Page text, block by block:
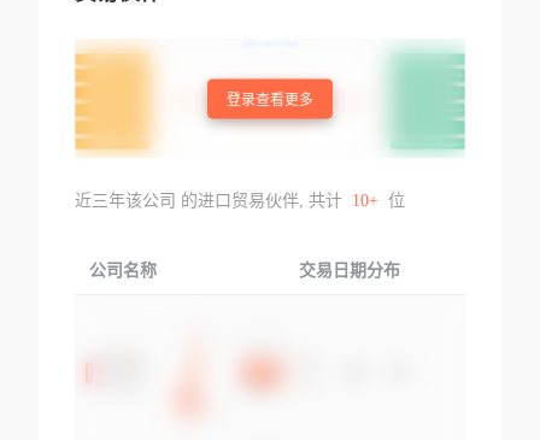
登录查看更多
近三年该公司 的进口贸易伙伴, 共计 10+ 位
公司名称 交易日期分布